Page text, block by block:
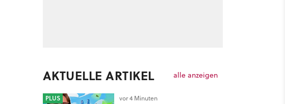
AKTUELLE ARTIKEL alle anzeigen
PLUS vor 4 Minuten